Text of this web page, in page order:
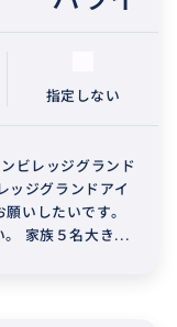
指定しない
ビレッジグランド
ッジグランドアイ
いしたいです。
。 家族５名大き...